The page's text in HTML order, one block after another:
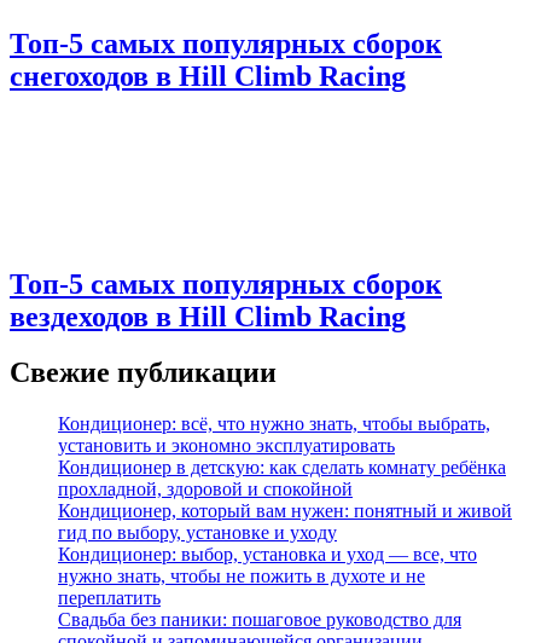
Топ-5 самых популярных сборок
снегоходов в Hill Climb Racing
Топ-5 самых популярных сборок
вездеходов в Hill Climb Racing
Свежие публикации
Кондиционер: всё, что нужно знать, чтобы выбрать,
установить и экономно эксплуатировать
Кондиционер в детскую: как сделать комнату ребёнка
прохладной, здоровой и спокойной
Кондиционер, который вам нужен: понятный и живой
гид по выбору, установке и уходу
Кондиционер: выбор, установка и уход — все, что
нужно знать, чтобы не пожить в духоте и не
переплатить
Свадьба без паники: пошаговое руководство для